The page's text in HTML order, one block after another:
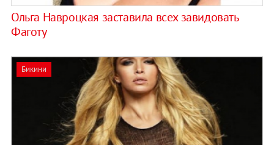
Ольга Навроцкая заставила всех завидовать
Фаготу
Бикини